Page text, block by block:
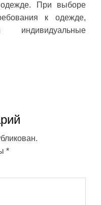
При выборе
к одежде,
*